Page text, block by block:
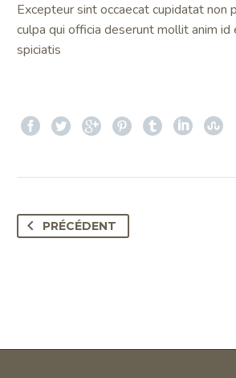
Excepteur sint occaecat cupidatat non
culpa qui officia deserunt mollit anim
spiciatis
PRÉCÉDENT